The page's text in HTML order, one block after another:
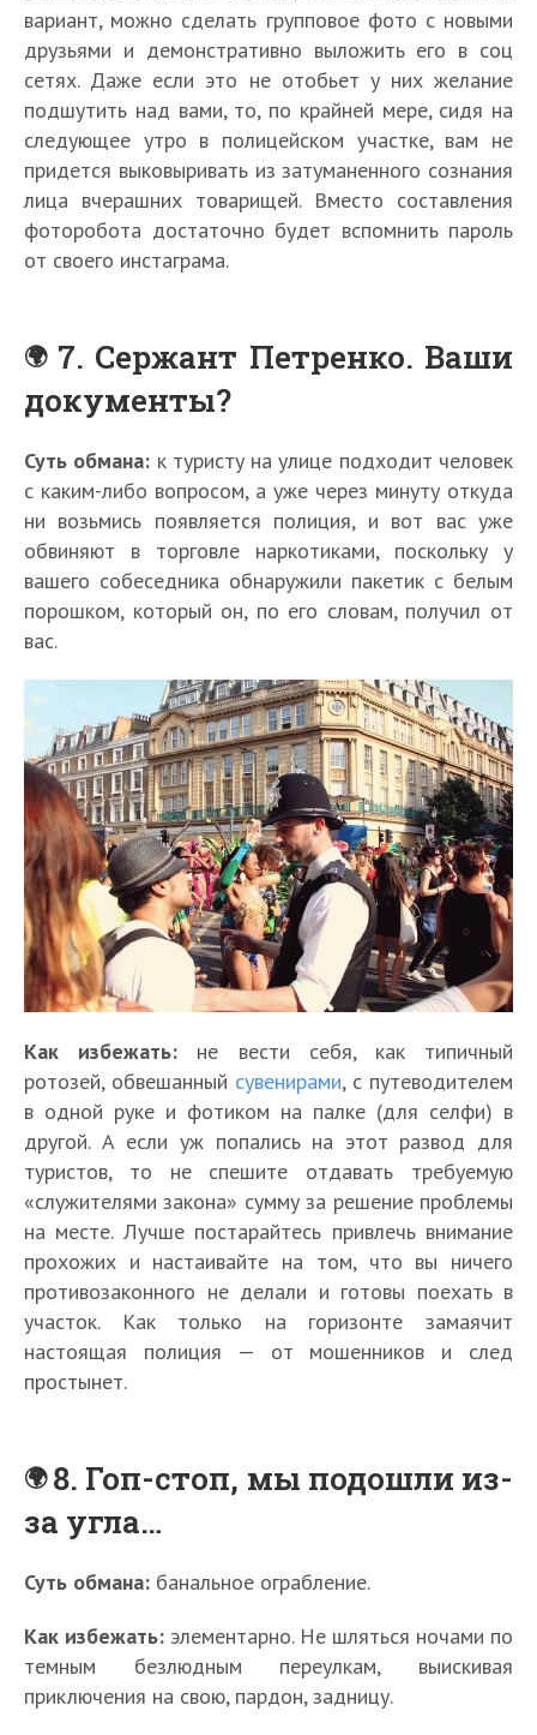
вариант, можно сделать групповое фото с новыми
друзьями и демонстративно выложить его в соц
сетях. Даже если это не отобьет у них желание
подшутить над вами, то, по крайней мере, сидя на
следующее утро в полицейском участке, вам не
придется выковыривать из затуманенного сознания
лица вчерашних товарищей. Вместо составления
фоторобота достаточно будет вспомнить пароль
от своего инстаграма.
7. Сержант Петренко. Ваши
документы?
Суть обмана: к туристу на улице подходит человек
с каким-либо вопросом, а уже через минуту откуда
ни возьмись появляется полиция, и вот вас уже
обвиняют в торговле наркотиками, поскольку у
вашего собеседника обнаружили пакетик с белым
порошком, который он, по его словам, получил от
вас.
Как избежать: не вести себя, как типичный
ротозей, обвешанный сувенирами, с путеводителем
в одной руке и фотиком на палке (для селфи) в
другой. А если уж попались на этот развод для
туристов, то не спешите отдавать требуемую
«служителями закона» сумму за решение проблемы
на месте. Лучше постарайтесь привлечь внимание
прохожих и настаивайте на том, что вы ничего
противозаконного не делали и готовы поехать в
участок. Как только на горизонте замаячит
настоящая полиция — от мошенников и след
простынет.
8. Гоп-стоп, мы подошли из-
за угла…
Суть обмана: банальное ограбление.
Как избежать: элементарно. Не шляться ночами по
темным безлюдным переулкам, выискивая
приключения на свою, пардон, задницу.